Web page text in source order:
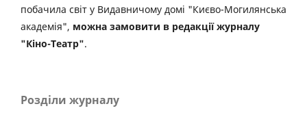
побачила світ у Видавничому домі "Києво-Могилянська
академія", можна замовити в редакції журналу
"Кіно-Театр".
Розділи журналу